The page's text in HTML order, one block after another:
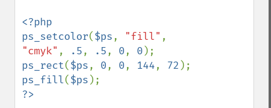
<?php
ps_setcolor($ps, "fill"
"cmyk" , .5, .5, 0, 0
ps_rect($ps, 0, 0, 144, 72
ps_fill($ps
?>